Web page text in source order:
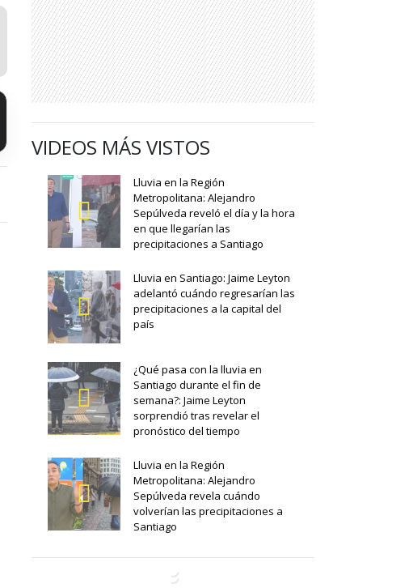
VIDEOS MÁS VISTOS
Lluvia en la Región
Metropolitana: Alejandro
Sepúlveda reveló el día y la hora
en que llegarían las
precipitaciones a Santiago
Lluvia en Santiago: Jaime Leyton
adelantó cuándo regresarían las
precipitaciones a la capital del
país
¿Qué pasa con la lluvia en
Santiago durante el fin de
semana?: Jaime Leyton
sorprendió tras revelar el
pronóstico del tiempo
Lluvia en la Región
Metropolitana: Alejandro
Sepúlveda revela cuándo
volverían las precipitaciones a
Santiago